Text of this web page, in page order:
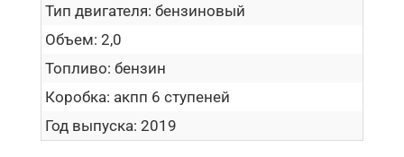
Тип двигателя: бензиновый
Объем: 2,0
Топливо: бензин
Коробка: акпп 6 ступеней
Год выпуска: 2019